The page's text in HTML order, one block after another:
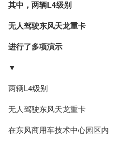
其中，两辆L4级别
无人驾驶东风天龙重卡
进行了多项演示
▼
两辆L4级别
无人驾驶东风天龙重卡
在东风商用车技术中心园区内